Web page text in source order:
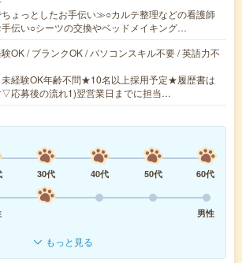
ょっとしたお手伝い≫○カルテ整理などの看護師
手伝い○シーツの交換やベッドメイキング…
OK / ブランクOK / パソコンスキル不要 / 英語力不
経験OK年齢不問★10名以上採用予定★履歴書は
▽応募後の流れ1)翌営業日までに担当…
30代 40代 50代
60代
男性
もっと見る